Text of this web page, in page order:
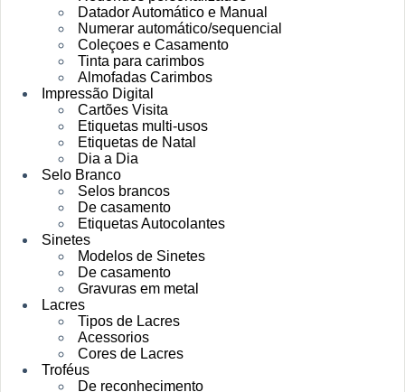
Datador Automático e Manual
Numerar automático/sequencial
Coleçoes e Casamento
Tinta para carimbos
Almofadas Carimbos
Impressão Digital
Cartões Visita
Etiquetas multi-usos
Etiquetas de Natal
Dia a Dia
Selo Branco
Selos brancos
De casamento
Etiquetas Autocolantes
Sinetes
Modelos de Sinetes
De casamento
Gravuras em metal
Lacres
Tipos de Lacres
Acessorios
Cores de Lacres
Troféus
De reconhecimento